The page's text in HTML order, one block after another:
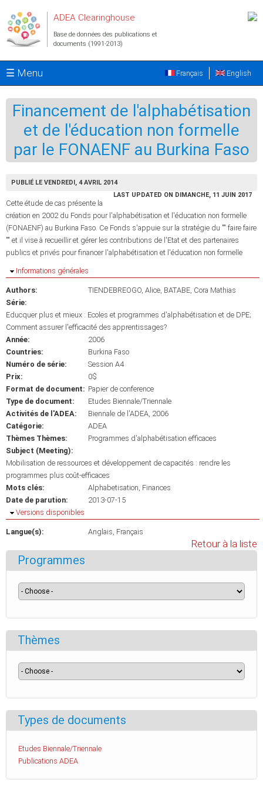
ADEA Clearinghouse
Base de données des publications et
documents (1991-2013)
☰ Menu English
Français
Financement de l'alphabétisation
et de l'éducation non formelle
par le FONAENF au Burkina Faso
PUBLIÉ LE VENDREDI, 4 AVRIL 2014
LAST UPDATED ON DIMANCHE, 11 JUIN 2017
Cette étude de cas présente la
création en 2002 du Fonds pour l'alphabétisation et l'éducation non formelle
(FONAENF) au Burkina Faso. Ce Fonds s'appuie sur la stratégie du "" faire faire
"" et il vise à recueillir et gérer les contributions de l'Etat et des partenaires
publics et privés pour financer l'alphabétisation et l'éducation non formelle
Masquer
Informations générales
Authors: TIENDEBREOGO, Alice BATABE, Cora Mathias
Série:
Educquer plus et mieux : Ecoles et programmes d'alphabétisation et de DPE;
Comment assurer l'efficacité des apprentissages?
Année:
2006
Countries:
Burkina Faso
Numéro de série:
Session A4
Prix:
0$
Format de document: Papier de conference
Type de document:
Etudes Biennale/Triennale
Activités de l'ADEA:
Biennale de l'ADEA, 2006
Catégorie:
ADEA
Thèmes Thèmes:
Programmes d'alphabétisation efficaces
Subject (Meeting):
Mobilisation de ressources et développement de capacités : rendre les
programmes plus coût-efficaces
Mots clés:
Alphabetisation Finances
Date de parution:
2013-07-15
Masquer
Versions disponibles
Langue(s): Anglais Français
Retour à la liste
Programmes
Thèmes
Types de documents
Etudes Biennale/Triennale
Publications ADEA